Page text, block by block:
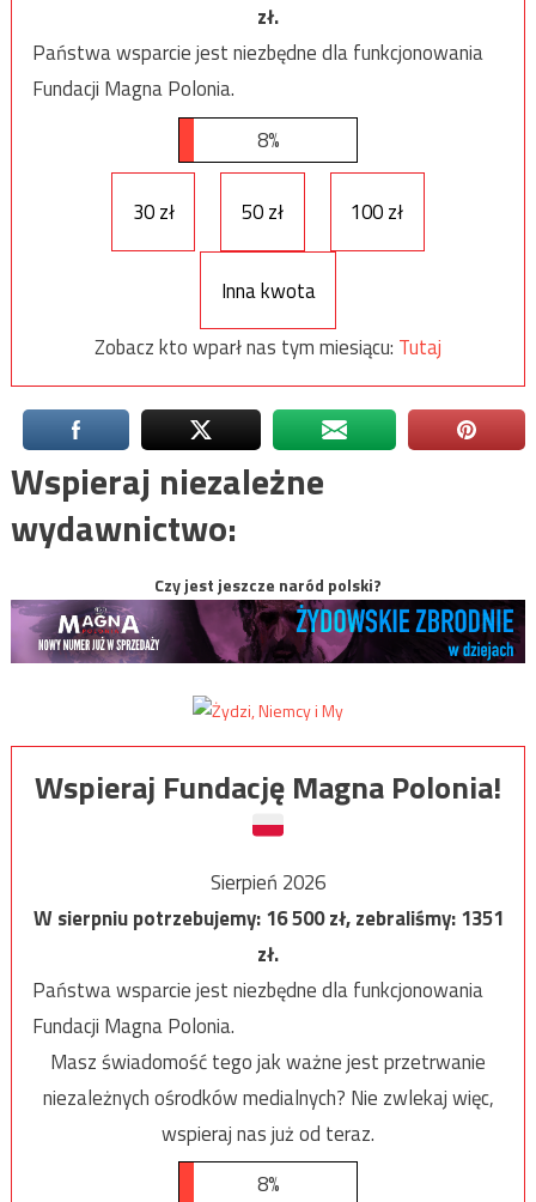
zł.
Państwa wsparcie jest niezbędne dla funkcjonowania
Fundacji Magna Polonia.
8%
30 zł 50 zł 100 zł
Inna kwota
Zobacz kto wparł nas tym miesiącu: Tutaj
Wspieraj niezależne
wydawnictwo:
Czy jest jeszcze naród polski?
Wspieraj Fundację Magna Polonia!
Sierpień 2026
W sierpniu potrzebujemy:16 500zł, zebraliśmy:1351
zł.
Państwa wsparcie jest niezbędne dla funkcjonowania
Fundacji Magna Polonia.
Masz świadomość tego jak ważne jest przetrwanie
niezależnych ośrodków medialnych? Nie zwlekaj więc,
wspieraj nas już od teraz.
8%